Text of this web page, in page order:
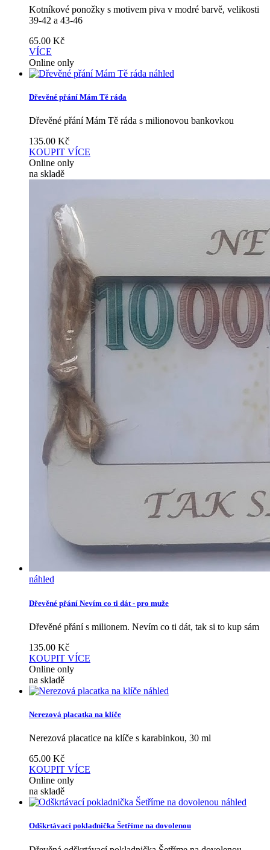
Kotníkové ponožky s motivem piva v modré barvě, velikosti
39-42 a 43-46
65.00 Kč
VÍCE
Online only
náhled
Dřevěné přání Mám Tě ráda
Dřevěné přání Mám Tě ráda s milionovou bankovkou
135.00 Kč
KOUPIT VÍCE
Online only
na skladě
náhled
Dřevěné přání Nevím co ti dát - pro muže
Dřevěné přání s milionem. Nevím co ti dát, tak si to kup sám
135.00 Kč
KOUPIT VÍCE
Online only
na skladě
náhled
Nerezová placatka na klíče
Nerezová placatice na klíče s karabinkou, 30 ml
65.00 Kč
KOUPIT VÍCE
Online only
na skladě
náhled
Odškrtávací pokladnička Šetříme na dovolenou